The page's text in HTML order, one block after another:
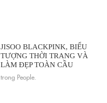
JISOO BLACKPINK, BIỂU
TƯỢNG THỜI TRANG VÀ
LÀM ĐẸP TOÀN CẦU
trong People.